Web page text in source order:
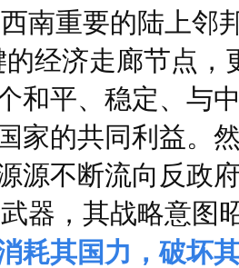
南重要的陆上邻
的经济走廊节点
和平、稳定、与
家的共同利益。
源不断流向反政
器，其战略意
耗其国力，破坏